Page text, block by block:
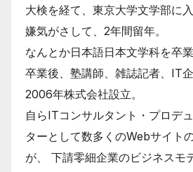
大検を経て、東京大学文学部に
嫌気がさして、2年間留年。
なんとか日本語日本文学科を卒業
卒業後、塾講師、雑誌記者、IT企
2006年株式会社設立。
自らITコンサルタント・プロデ
ターとして数多くのWebサイト
が、 下請零細企業のビジネスモ